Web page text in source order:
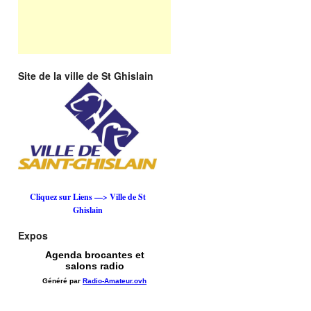
Site de la ville de St Ghislain
Cliquez sur Liens —> Ville de St
Ghislain
Expos